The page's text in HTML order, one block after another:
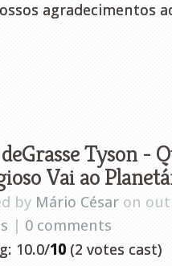
agradecimentos
Tyson -
Vai ao
by Mário César on
| 0 comments
10.0/10 (2 votes cast)